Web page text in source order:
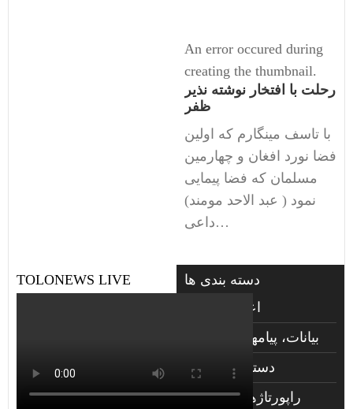
An error occured during
creating the thumbnail.
رحلت با افتخار نوشته نذیر
ظفر
با تاسف مینگارم که اولین
فضا نورد افغان و چهارمین
مسلمان که فضا پیمایی
نمود ( عبد الاحد مومند)
داعی…
TOLONEWS LIVE
دسته بندی ها
اعلانات فوتی
بیانات، پیامها و گزارشها
دسته‌بندی نشده
راپورتاژهای صوتي و